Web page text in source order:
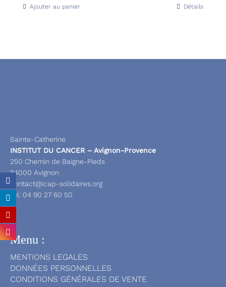
Ajouter au panier Détails
Sainte-Catherine
INSTITUT DU CANCER – Avignon-Provence
250 Chemin de Baigne-Pieds
84000 Avignon
contact@icap-solidaires.org
Tél: 04 90 27 60 50
Menu :
MENTIONS LEGALES
DONNÉES PERSONNELLES
CONDITIONS GÉNÉRALES DE VENTE